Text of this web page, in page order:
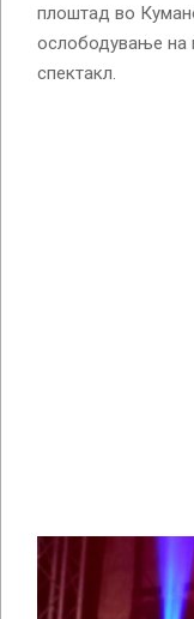
плоштад во
ослободување на
спектакл.